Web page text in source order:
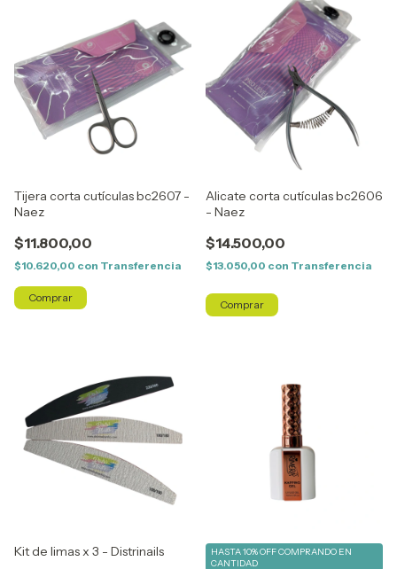
Tijera corta cutículas bc2607 -
Naez
$11.800,00
$10.620,00 con Transferencia
Alicate corta cutículas bc2606
- Naez
$14.500,00
$13.050,00 con Transferencia
Kit de limas x 3 - Distrinails HASTA 10% OFFCOMPRANDO EN
CANTIDAD